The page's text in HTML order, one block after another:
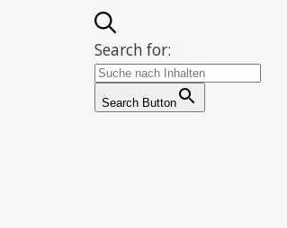
Search for:
Search Button